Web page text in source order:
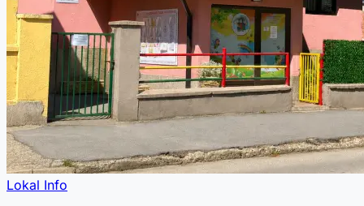
Lokal Info